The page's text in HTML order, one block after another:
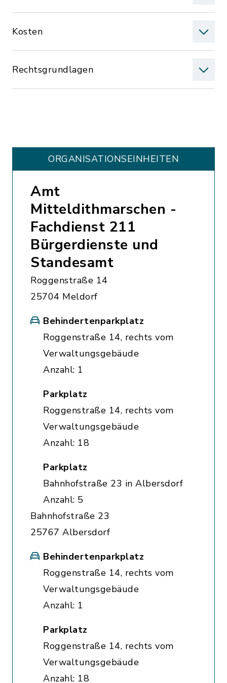
Kosten
Rechtsgrundlagen
ORGANISATIONS­EINHEITEN
Amt
Mitteldithmarschen -
Fachdienst 211
Bürgerdienste und
Standesamt
Roggenstraße 14
25704 Meldorf
Behindertenparkplatz
Roggenstraße 14, rechts vom
Verwaltungsgebäude
Anzahl: 1
Parkplatz
Roggenstraße 14, rechts vom
Verwaltungsgebäude
Anzahl: 18
Parkplatz
Bahnhofstraße 23 in Albersdorf
Anzahl: 5
Bahnhofstraße 23
25767 Albersdorf
Behindertenparkplatz
Roggenstraße 14, rechts vom
Verwaltungsgebäude
Anzahl: 1
Parkplatz
Roggenstraße 14, rechts vom
Verwaltungsgebäude
Anzahl: 18